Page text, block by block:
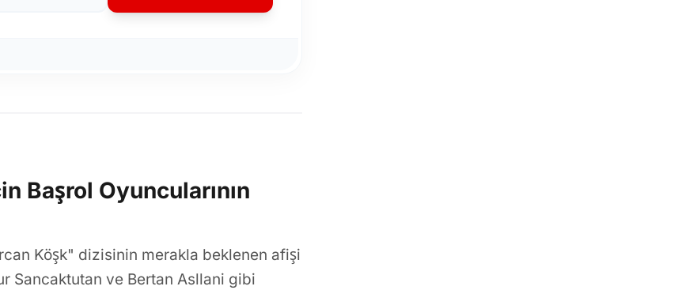
Başrol Oyuncularının
Köşk" dizisinin merakla beklenen afişi
Sancaktutan ve Bertan Asllani gibi